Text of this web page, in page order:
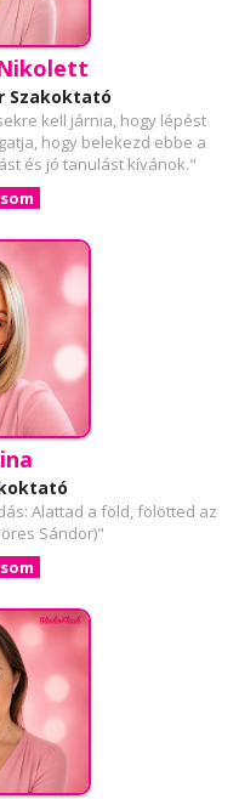
Szakoktató
kell járnia, hogy lépést
hogy belekezd ebbe a
és jó tanulást kívánok."
Alattad a föld, fölötted az
Sándor)"